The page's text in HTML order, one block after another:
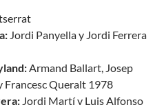
Jordi Panyella y Jordi Ferrera
Armand Ballart, Josep
Francesc Queralt 1978
Jordi Martí y Luis Alfonso